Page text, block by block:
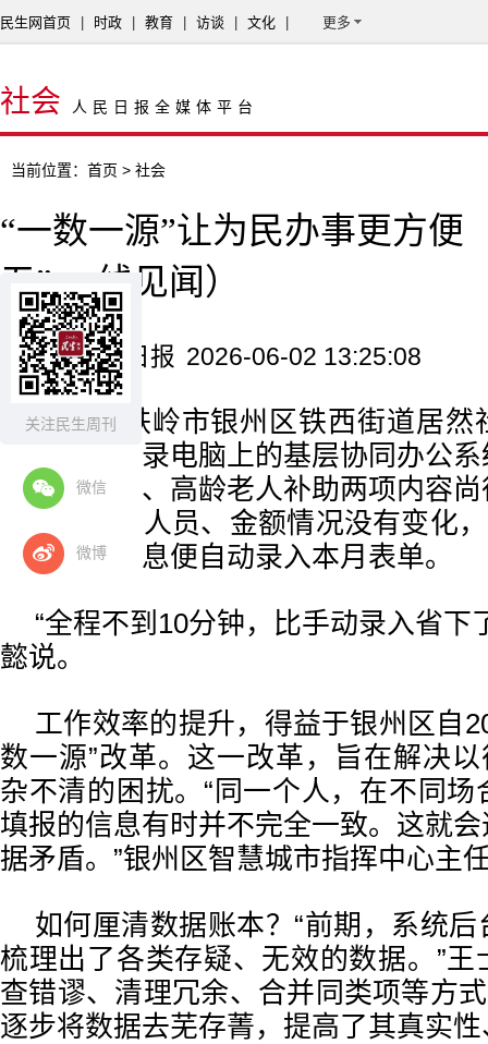
关注民生周刊
微信
微博
民生网首页 时政 教育 访谈 文化 更多
社会 人民日报全媒体平台
当前位置： 首页 > 社会
“一数一源”让为民办事更方便
五” 一线见闻）
来源：人民日报 2026-06-02 13:25:08
在辽宁铁岭市银州区铁西街道居然
员王思懿登录电脑上的基层协同办公
残疾人补助、高龄老人补助两项内容
认过本月的人员、金额情况没有变化
上月表单信息便自动录入本月表单。
“全程不到10分钟，比手动录入省下
懿说。
工作效率的提升，得益于银州区自
数一源”改革。这一改革，旨在解决以
杂不清的困扰。“同一个人，在不同
填报的信息有时并不完全一致。这就
据矛盾。”银州区智慧城市指挥中心主
如何厘清数据账本？“前期，系统
梳理出了各类存疑、无效的数据。”
查错谬、清理冗余、合并同类项等方
逐步将数据去芜存菁，提高了其真实